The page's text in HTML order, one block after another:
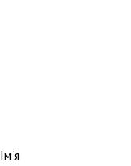
Ім'я